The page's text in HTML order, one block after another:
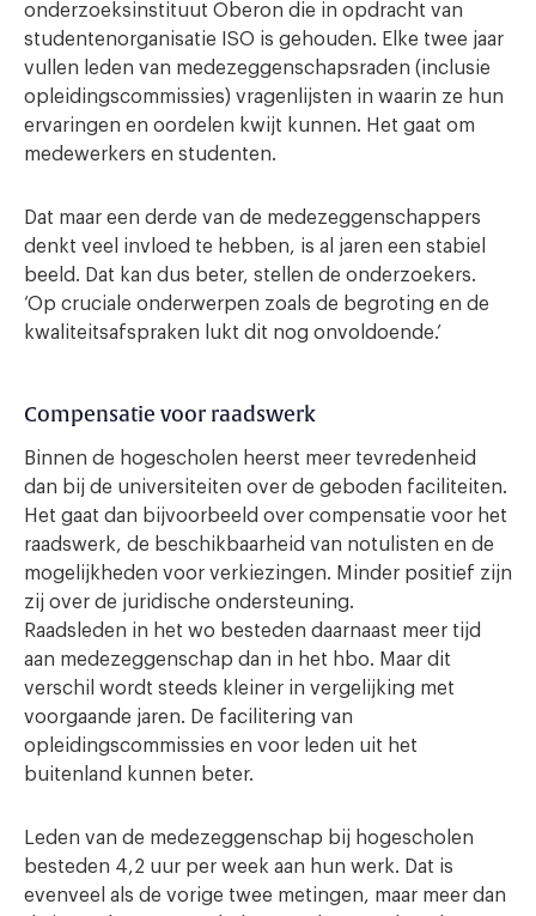
onderzoeksinstituut Oberon die in opdracht van
studentenorganisatie ISO is gehouden. Elke twee jaar
vullen leden van medezeggenschapsraden (inclusie
opleidingscommissies) vragenlijsten in waarin ze hun
ervaringen en oordelen kwijt kunnen. Het gaat om
medewerkers en studenten.
Dat maar een derde van de medezeggenschappers
denkt veel invloed te hebben, is al jaren een stabiel
beeld. Dat kan dus beter, stellen de onderzoekers.
‘Op cruciale onderwerpen zoals de begroting en de
kwaliteitsafspraken lukt dit nog onvoldoende.’
Compensatie voor raadswerk
Binnen de hogescholen heerst meer tevredenheid
dan bij de universiteiten over de geboden faciliteiten.
Het gaat dan bijvoorbeeld over compensatie voor het
raadswerk, de beschikbaarheid van notulisten en de
mogelijkheden voor verkiezingen. Minder positief zijn
zij over de juridische ondersteuning.
Raadsleden in het wo besteden daarnaast meer tijd
aan medezeggenschap dan in het hbo. Maar dit
verschil wordt steeds kleiner in vergelijking met
voorgaande jaren. De facilitering van
opleidingscommissies en voor leden uit het
buitenland kunnen beter.
Leden van de medezeggenschap bij hogescholen
besteden 4,2 uur per week aan hun werk. Dat is
evenveel als de vorige twee metingen, maar meer dan